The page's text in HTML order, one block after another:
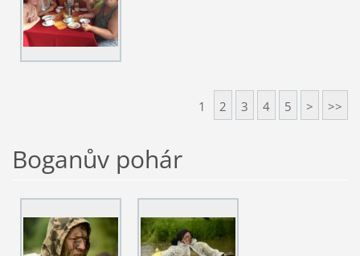
1 2 3 4 5 > >>
Boganův pohár